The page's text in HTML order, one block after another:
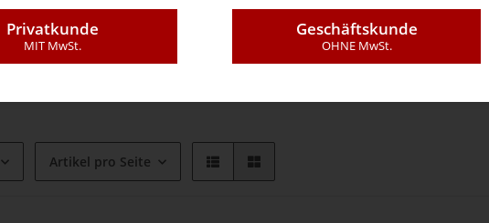
für PC (intern / extern)
Artikel pro Seite
Privatkunde
MIT MwSt.
Geschäftskunde
OHNE MwSt.